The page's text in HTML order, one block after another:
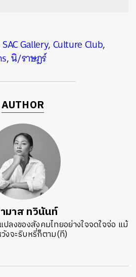
SAC Gallery,Culture Club,
,นิ/ราษฎร์
AUTHOR
มาส ทวินันท์
ลงของสังคมไทยอย่างใจจดใจจ่อ แม้
งจะริบหรี่ก็ตาม(ที)